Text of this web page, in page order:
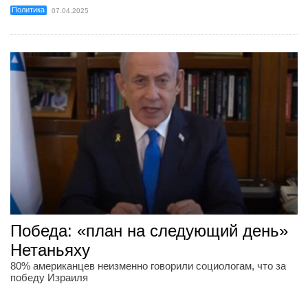
Политика 07.04.2025
Победа: «план на следующий день»
Нетаньяху
80% американцев неизменно говорили социологам, что за
победу Израиля